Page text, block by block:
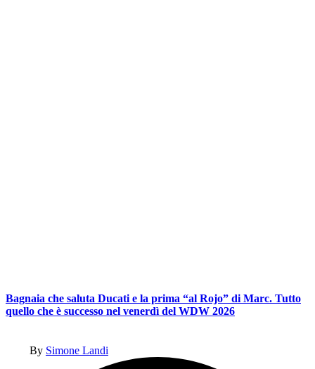
Bagnaia che saluta Ducati e la prima “al Rojo” di Marc. Tutto
quello che è successo nel venerdì del WDW 2026
By Simone Landi